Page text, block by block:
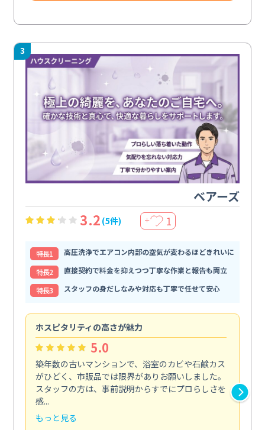
3
ベアーズ
3.2 (5件) ＋ 1
特⻑1
高圧洗浄でエアコン内部の空気が変わるほどきれいに
特⻑2
直接契約で料金を抑えつつ丁寧な作業と報告も両立
特⻑3
スタッフの身だしなみや対応も丁寧で任せて安心
ホスピタリティの高さが魅力
5.0
築年数の古いマンションで、浴室のカビや石鹸カス
がひどく、市販品では限界がありお願いしました。
スタッフの方は、事前説明からすでにプロらしさを
感...
もっと見る